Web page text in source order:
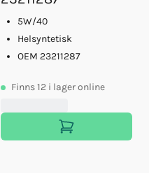
5W/40
Helsyntetisk
OEM 23211287
Finns12 i lager online